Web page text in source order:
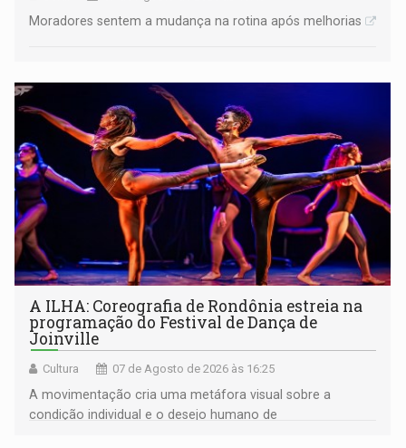
Moradores sentem a mudança na rotina após melhorias
A ILHA: Coreografia de Rondônia estreia na
programação do Festival de Dança de
Joinville
Cultura 07 de Agosto de 2026 às 16:25
A movimentação cria uma metáfora visual sobre a
condição individual e o desejo humano de